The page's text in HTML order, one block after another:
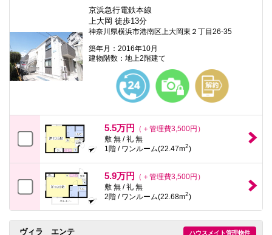
京浜急行電鉄本線
上大岡 徒歩13分
神奈川県横浜市港南区上大岡東２丁目26-35
築年月：2016年10月
建物階数：地上2階建て
5.5万円
（＋管理費3,500円）
敷 無 / 礼 無
1階 / ワンルーム(22.47m2)
5.9万円
（＋管理費3,500円）
敷 無 / 礼 無
2階 / ワンルーム(22.68m2)
ハウスメイト管理物件
ヴィラ エンテ